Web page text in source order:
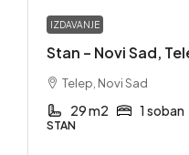
IZDAVANJE
Stan – Novi Sad,
Telep, Novi Sad
29 m2 1 soban
STAN